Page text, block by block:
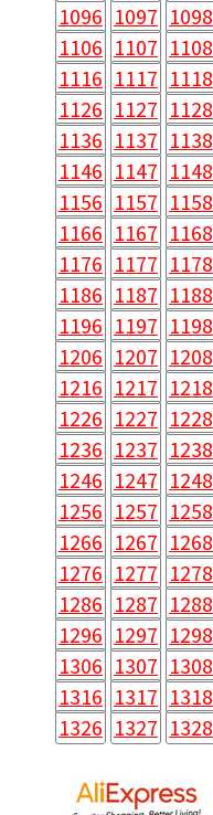
1096 1097 1098
1106 1107 1108
1116 1117 1118
1126 1127 1128
1136 1137 1138
1146 1147 1148
1156 1157 1158
1166 1167 1168
1176 1177 1178
1186 1187 1188
1196 1197 1198
1206 1207 1208
1216 1217 1218
1226 1227 1228
1236 1237 1238
1246 1247 1248
1256 1257 1258
1266 1267 1268
1276 1277 1278
1286 1287 1288
1296 1297 1298
1306 1307 1308
1316 1317 1318
1326 1327 1328